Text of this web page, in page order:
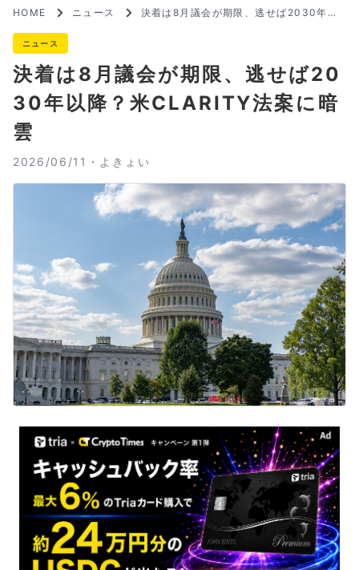
HOME ニュース
決着は8月議会が期限、逃せば2030年以
ニュース
決着は8月議会が期限、逃せば20
30年以降？米CLARITY法案に暗
雲
2026/06/11・ よきょい